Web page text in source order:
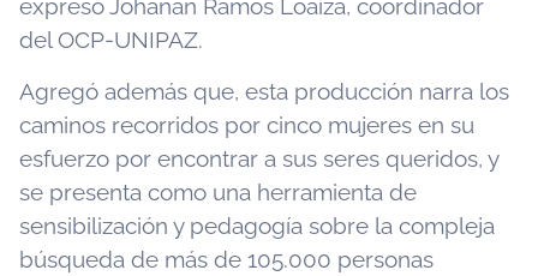
expresó Johanan Ramos Loaiza, coordinador
del OCP-UNIPAZ.
Agregó además que, esta producción narra los
caminos recorridos por cinco mujeres en su
esfuerzo por encontrar a sus seres queridos, y
se presenta como una herramienta de
sensibilización y pedagogía sobre la compleja
búsqueda de más de 105.000 personas